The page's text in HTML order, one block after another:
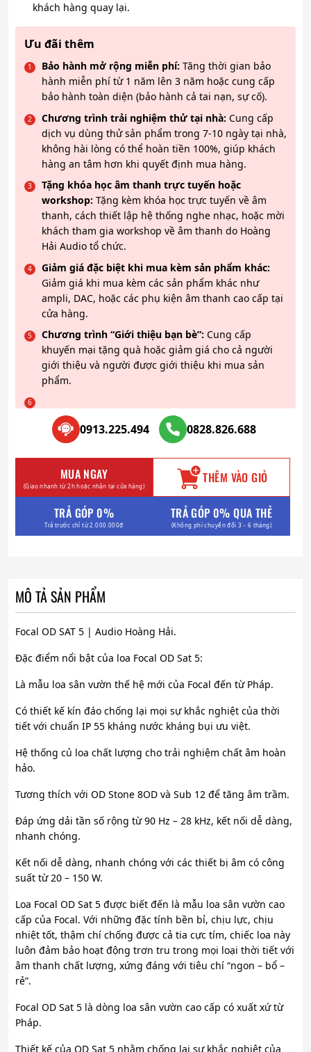
khách hàng quay lại.
Ưu đãi thêm
Bảo hành mở rộng miễn phí: Tăng thời gian bảo
hành miễn phí từ 1 năm lên 3 năm hoặc cung cấp
bảo hành toàn diện (bảo hành cả tai nạn, sự cố).
Chương trình trải nghiệm thử tại nhà: Cung cấp
dịch vụ dùng thử sản phẩm trong 7-10 ngày tại nhà,
không hài lòng có thể hoàn tiền 100%, giúp khách
hàng an tâm hơn khi quyết định mua hàng.
Tặng khóa học âm thanh trực tuyến hoặc
workshop: Tặng kèm khóa học trực tuyến về âm
thanh, cách thiết lập hệ thống nghe nhạc, hoặc mời
khách tham gia workshop về âm thanh do Hoàng
Hải Audio tổ chức.
Giảm giá đặc biệt khi mua kèm sản phẩm khác:
Giảm giá khi mua kèm các sản phẩm khác như
ampli, DAC, hoặc các phụ kiện âm thanh cao cấp tại
cửa hàng.
Chương trình “Giới thiệu bạn bè”: Cung cấp
khuyến mại tặng quà hoặc giảm giá cho cả người
giới thiệu và người được giới thiệu khi mua sản
phẩm.
0913.225.494 0828.826.688
MUA NGAY
(Giao nhanh từ 2h hoặc nhận tại cửa hàng) THÊM VÀO GIỎ
TRẢ GÓP 0%
Trả trước chỉ từ 2.000.000đ
TRẢ GÓP 0% QUA THẺ
(Không phí chuyển đổi 3 - 6 tháng)
MÔ TẢ SẢN PHẨM
Focal OD SAT 5 | Audio Hoàng Hải.
Đặc điểm nổi bật của loa Focal OD Sat 5:
Là mẫu loa sân vườn thế hệ mới của Focal đến từ Pháp.
Có thiết kế kín đáo chống lại mọi sự khắc nghiệt của thời
tiết với chuẩn IP 55 kháng nước kháng bụi ưu việt.
Hệ thống củ loa chất lượng cho trải nghiệm chất âm hoàn
hảo.
Tương thích với OD Stone 8OD và Sub 12 để tăng âm trầm.
Đáp ứng dải tần số rộng từ 90 Hz – 28 kHz, kết nối dễ dàng,
nhanh chóng.
Kết nối dễ dàng, nhanh chóng với các thiết bị âm có công
suất từ 20 – 150 W.
Loa Focal OD Sat 5 được biết đến là mẫu loa sân vườn cao
cấp của Focal. Với những đặc tính bền bỉ, chịu lực, chịu
nhiệt tốt, thậm chí chống được cả tia cực tím, chiếc loa này
luôn đảm bảo hoạt động trơn tru trong mọi loại thời tiết với
âm thanh chất lượng, xứng đáng với tiêu chí “ngon – bổ –
rẻ”.
Focal OD Sat 5 là dòng loa sân vườn cao cấp có xuất xứ từ
Pháp.
Thiết kế của OD Sat 5 nhằm chống lại sự khắc nghiệt của